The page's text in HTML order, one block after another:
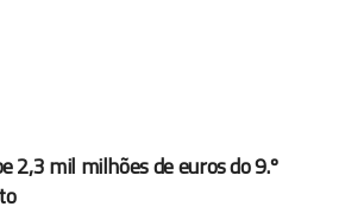
2,3 mil milhões de euros do 9.º